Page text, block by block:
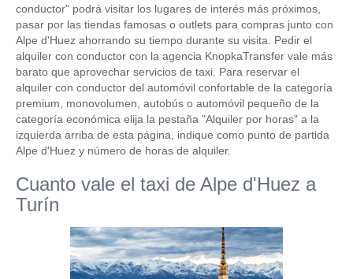
conductor" podrá visitar los lugares de interés más próximos,
pasar por las tiendas famosas o outlets para compras junto con
Alpe d'Huez ahorrando su tiempo durante su visita. Pedir el
alquiler con conductor con la agencia KnopkaTransfer vale más
barato que aprovechar servicios de taxi. Para reservar el
alquiler con conductor del automóvil confortable de la categoría
premium, monovolumen, autobús o automóvil pequeño de la
categoría económica elija la pestaña "Alquiler por horas" a la
izquierda arriba de esta página, indique como punto de partida
Alpe d'Huez y número de horas de alquiler.
Cuanto vale el taxi de Alpe d'Huez a
Turín